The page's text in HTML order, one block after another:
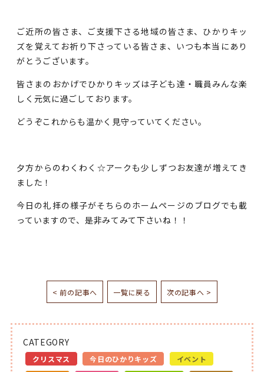
ご近所の皆さま、ご支援下さる地域の皆さま、ひかりキッ
ズを覚えてお祈り下さっている皆さま、いつも本当にあり
がとうございます。
皆さまのおかげでひかりキッズは子ども達・職員みんな楽
しく元気に過ごしております。
どうぞこれからも温かく見守っていてください。
夕方からのわくわく☆アークも少しずつお友達が増えてき
ました！
今日の礼拝の様子がそちらのホームページのブログでも載
っていますので、是非みてみて下さいね！！
< 前の記事へ 一覧に戻る 次の記事へ >
CATEGORY
クリスマス 今日のひかりキッズ
イベント